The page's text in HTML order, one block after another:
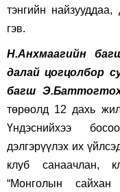
тэнгийн
гэв.
Н.Анхмаагийн
далай цогцолбор
багш
төрөолд 12 дахь
Үндэснийхээ
дэлгэрүүлэх их
клуб санаачлан,
“Монголын сайхан